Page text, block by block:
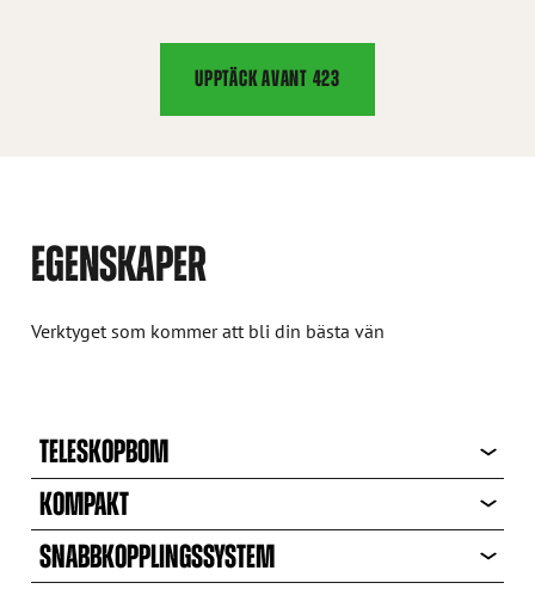
UPPTÄCK AVANT 423
EGENSKAPER
Verktyget som kommer att bli din bästa vän
TELESKOPBOM
KOMPAKT
SNABBKOPPLINGSSYSTEM